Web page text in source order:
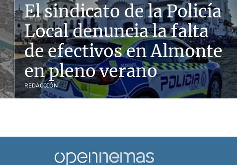
El sindicato de la Policía
Local denuncia la falta
de efectivos en Almonte
en pleno verano
REDACCIÓN